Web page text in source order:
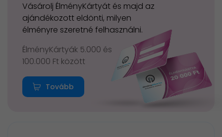
Vásárolj ÉlményKártyát és majd az
ajándékozott eldönti, milyen
élményre szeretné felhasználni.
ÉlményKártyák 5.000 és
100.000 Ft között
Tovább